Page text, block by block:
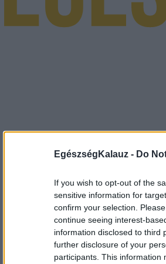
EgészségKalauz - Do
If you wish to opt-out of the
sensitive information for
confirm your selection.
continue seeing interest-
information disclosed to third
further disclosure of your
participants. This information